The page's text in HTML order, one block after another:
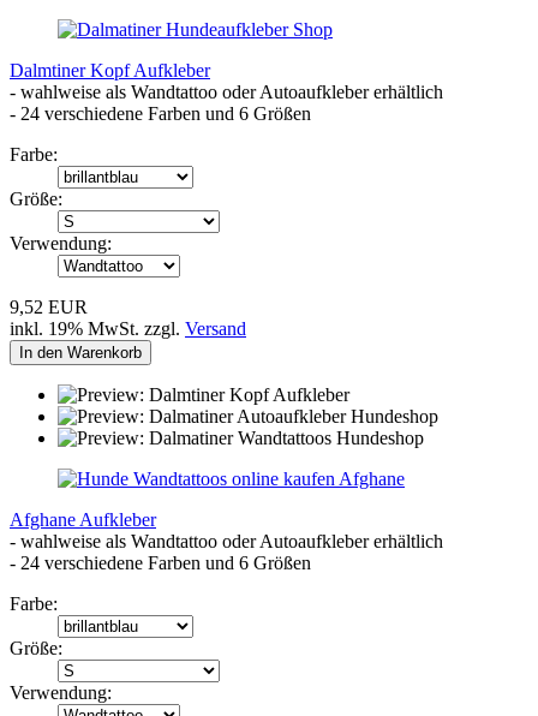
Dalmtiner Kopf Aufkleber
- wahlweise als Wandtattoo oder Autoaufkleber erhältlich
- 24 verschiedene Farben und 6 Größen
Farbe:
Größe:
Verwendung:
9,52 EUR
inkl. 19% MwSt. zzgl. Versand
In den Warenkorb
Afghane Aufkleber
- wahlweise als Wandtattoo oder Autoaufkleber erhältlich
- 24 verschiedene Farben und 6 Größen
Farbe:
Größe:
Verwendung: